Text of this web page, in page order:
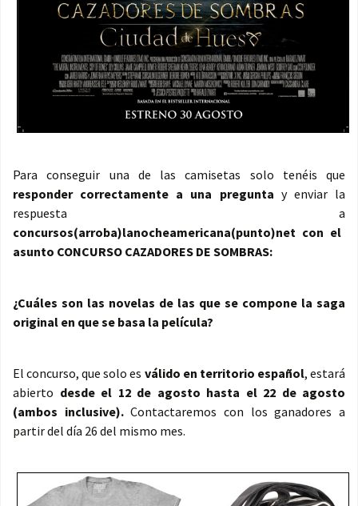
Para conseguir una de las camisetas solo tenéis que
responder correctamente a una pregunta y enviar la
respuesta a
concursos(arroba)lanocheamericana(punto)net con el
asunto CONCURSO CAZADORES DE SOMBRAS:
¿Cuáles son las novelas de las que se compone la saga
original en que se basa la película?
El concurso, que solo es válido en territorio español, estará
abierto desde el 12 de agosto hasta el 22 de agosto
(ambos inclusive).Contactaremos con los ganadores a
partir del día 26 del mismo mes.